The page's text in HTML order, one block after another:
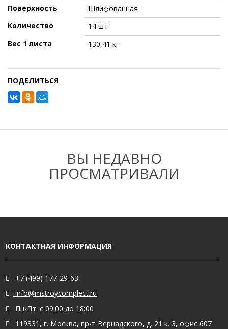
Поверхность
Шлифованная
Количество
14 шт
Вес 1 листа
130,41 кг
ПОДЕЛИТЬСЯ
ВЫ НЕДАВНО
ПРОСМАТРИВАЛИ
КОНТАКТНАЯ ИНФОРМАЦИЯ
+7 (499) 177-29-63
info@mstroycomplect.ru
Пн-Пт: с 09:00 до 18:00
119331, г. Москва, пр-т Вернадского, д. 21 к. 3, офис 607